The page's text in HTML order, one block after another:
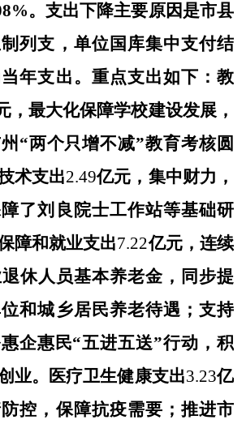
%。 支出下降主要原因是市县
列支，单位国库集中支付结
年支出。 重点支出如下：教
，最大化保障学校建设发展 ，
“两个只增不减”教育考核圆
术支出2.49亿元， 集中财力，
了刘良院士工作站等基础研
障和就业支出7.22亿元，连续
休人员基本养老金，同步提
和城乡居民养老待遇； 支持
企惠民“五进五送”行动 ，积
业。医疗卫生健康支出3.23亿
控 ，保障抗疫需要 ； 推进市